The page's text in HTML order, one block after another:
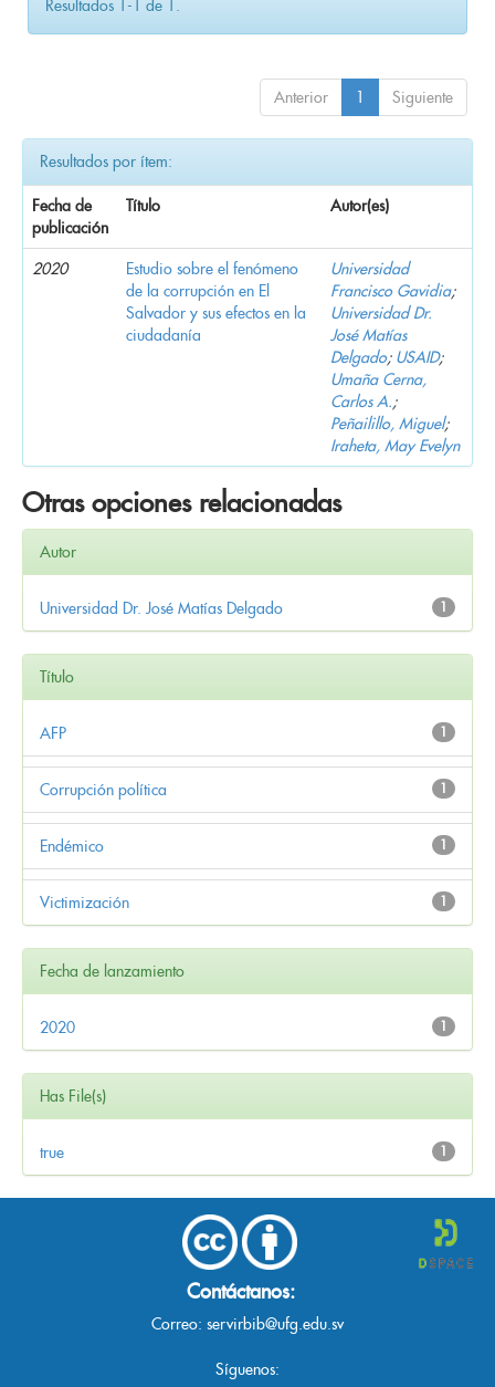
Resultados 1-1 de 1.
Anterior 1 Siguiente
Resultados por ítem:
Fecha de
publicación
Título Autor(es)
2020
Estudio sobre el fenómeno
de la corrupción en El
Salvador y sus efectos en la
ciudadanía
Universidad
Francisco Gavidia;
Universidad Dr.
José Matías
Delgado; USAID;
Umaña Cerna,
Carlos A.;
Peñailillo, Miguel;
Iraheta, May Evelyn
Otras opciones relacionadas
Autor
1
Universidad Dr. José Matías Delgado
Título
1
AFP
1
Corrupción política
1
Endémico
1
Victimización
Fecha de lanzamiento
1
2020
Has File(s)
1
true
Contáctanos:
Correo: servirbib@ufg.edu.sv
Síguenos: